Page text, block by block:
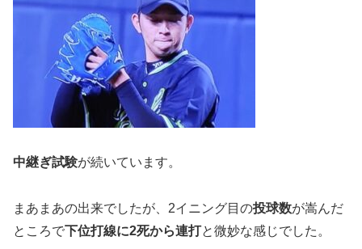
中継ぎ試験が続いています。
まあまあの出来でしたが、2イニング目の投球数が嵩んだ
ところで下位打線に2死から連打と微妙な感じでした。